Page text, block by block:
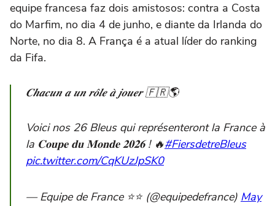
equipe francesa faz dois amistosos: contra a Costa
do Marfim, no dia 4 de junho, e diante da Irlanda do
Norte, no dia 8. A França é a atual líder do ranking
da Fifa.
𝑪𝒉𝒂𝒄𝒖𝒏 𝒂 𝒖𝒏 𝒓𝒐̂𝒍𝒆 𝒂̀ 𝒋𝒐𝒖𝒆𝒓 🇫🇷🌎
Voici nos 26 Bleus qui représenteront la France à
la 𝐂𝐨𝐮𝐩𝐞 𝐝𝐮 𝐌𝐨𝐧𝐝𝐞 𝟐𝟎𝟐𝟔 ! 🔥#FiersdetreBleus
pic.twitter.com/CqKUzJpSK0
— Equipe de France ⭐⭐ (@equipedefrance) May